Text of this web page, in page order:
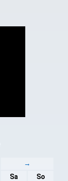
→
Sa
So